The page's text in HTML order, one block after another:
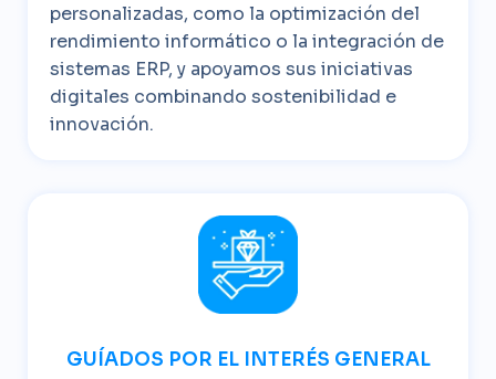
personalizadas, como la optimización del
rendimiento informático o la integración de
sistemas ERP, y apoyamos sus iniciativas
digitales combinando sostenibilidad e
innovación.
GUÍADOS POR EL INTERÉS GENERAL